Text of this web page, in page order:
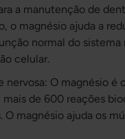
a manutenção de
o magnésio ajuda a
normal do
celular.
nervosa: O magnésio é
de 600 reações
O magnésio ajuda os